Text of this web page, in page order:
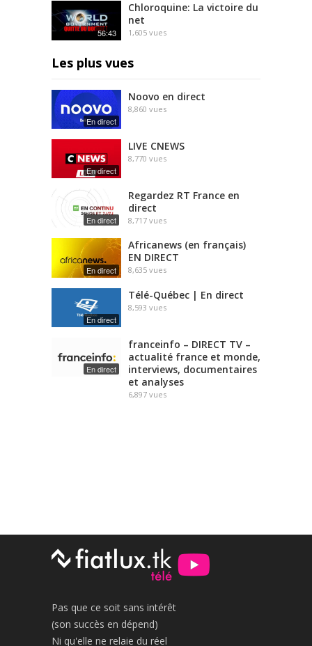
56:43
Chloroquine: La victoire du
net
1,605 vues
Les plus vues
En direct
Noovo en direct
8,860 vues
En direct
LIVE CNEWS
8,770 vues
En direct
Regardez RT France en
direct
8,717 vues
En direct
Africanews (en français)
EN DIRECT
8,635 vues
En direct
Télé-Québec | En direct
8,593 vues
En direct
franceinfo – DIRECT TV –
actualité france et monde,
interviews, documentaires
et analyses
6,897 vues
Pas que ce soit sans intérêt
(son succès en dépend)
Ni qu'elle ne relaie du réel